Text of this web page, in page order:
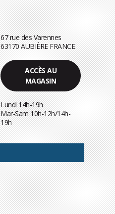
67 rue des Varennes
63170 AUBIÈRE FRANCE
ACCÈS AU
MAGASIN
Lundi 14h-19h
Mar-Sam 10h-12h/14h-
19h